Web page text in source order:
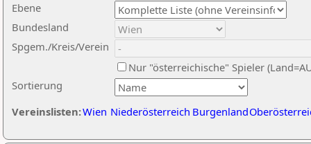
Ebene
Sortierung
Bundesland
Spgem./Kreis/Verein
Nur "österreichische" Spieler
Vereinslisten:Wien Niederösterreich Burgenland